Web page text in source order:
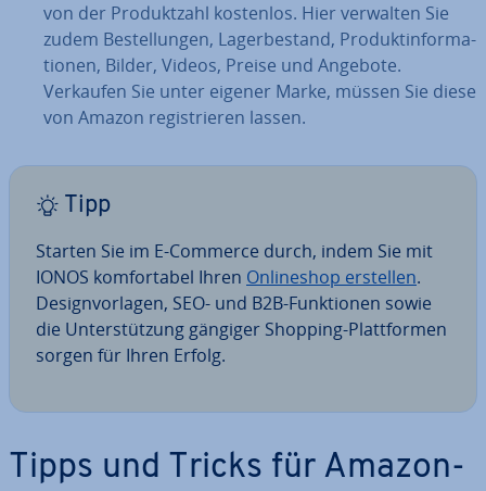
von der Pro­dukt­zahl kostenlos. Hier verwalten Sie
zudem Be­stel­lun­gen, La­ger­be­stand, Pro­dukt­in­for­ma­
tio­nen, Bilder, Videos, Preise und Angebote.
Verkaufen Sie unter eigener Marke, müssen Sie diese
von Amazon re­gis­trie­ren lassen.
Tipp
Starten Sie im E-Commerce durch, indem Sie mit
IONOS kom­for­ta­bel Ihren On­line­shop erstellen.
De­sign­vor­la­gen, SEO- und B2B-Funk­tio­nen sowie
die Un­ter­stüt­zung gängiger Shopping-Platt­for­men
sorgen für Ihren Erfolg.
Tipps und Tricks für Amazon-